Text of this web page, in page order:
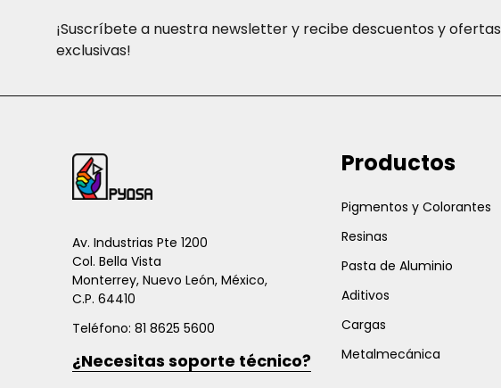
¡Suscríbete a nuestra newsletter y recibe descuentos y ofertas
exclusivas!
páginaAv. Industrias Pte 1200
Col. Bella Vista
Monterrey, Nuevo León, México,
C.P. 64410
Teléfono: 81 8625 5600
¿Necesitas soporte técnico?
Productos
Pigmentos y Colorantes
Resinas
Pasta de Aluminio
Aditivos
Cargas
Metalmecánica